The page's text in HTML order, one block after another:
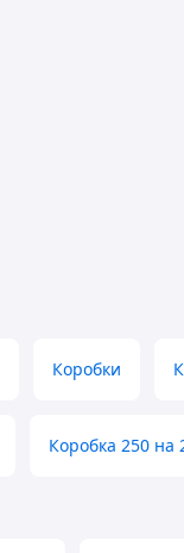
Коробки
Коробка 250 на